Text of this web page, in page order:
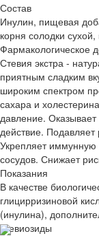
Состав
Инулин, пищевая
корня солодки
Фармакологическое
Стевия экстра -
приятным сладким
широким спектром
сахара и
давление.
действие.
Укрепляет иммунную
сосудов. Снижает
Показания
В качестве
глицирризиновой
(инулина),
стевиозиды